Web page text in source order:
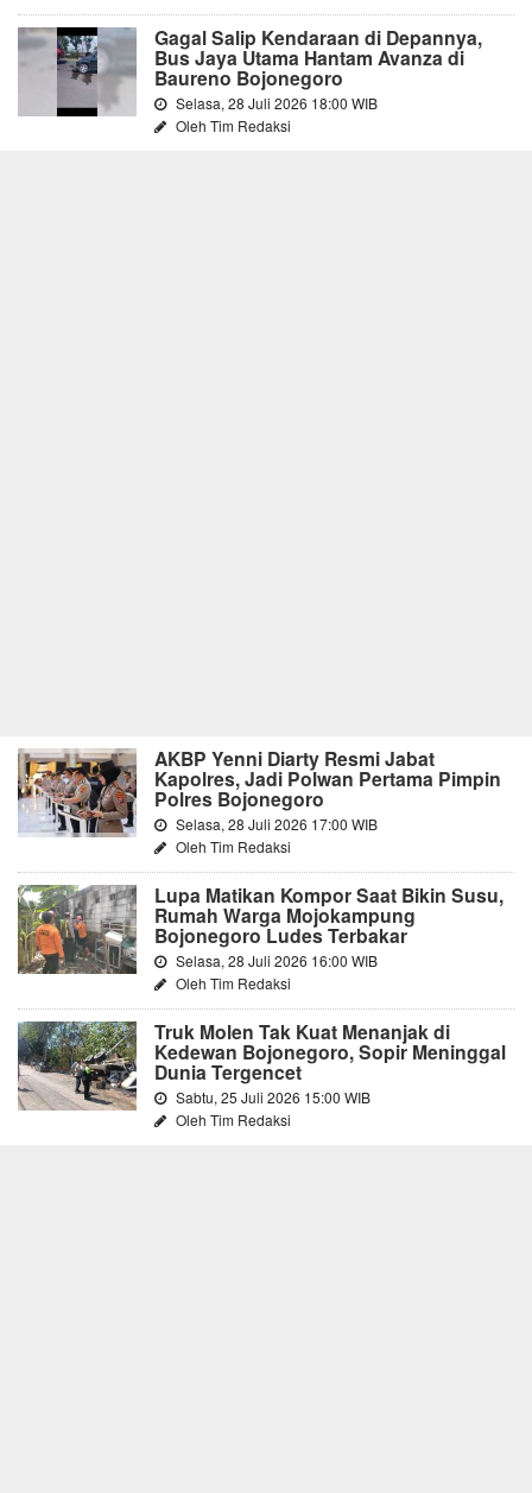
Gagal Salip Kendaraan di Depannya,
Bus Jaya Utama Hantam Avanza di
Baureno Bojonegoro
Selasa, 28 Juli 2026 18:00 WIB
Oleh Tim Redaksi
AKBP Yenni Diarty Resmi Jabat
Kapolres, Jadi Polwan Pertama Pimpin
Polres Bojonegoro
Selasa, 28 Juli 2026 17:00 WIB
Oleh Tim Redaksi
Lupa Matikan Kompor Saat Bikin Susu,
Rumah Warga Mojokampung
Bojonegoro Ludes Terbakar
Selasa, 28 Juli 2026 16:00 WIB
Oleh Tim Redaksi
Truk Molen Tak Kuat Menanjak di
Kedewan Bojonegoro, Sopir Meninggal
Dunia Tergencet
Sabtu, 25 Juli 2026 15:00 WIB
Oleh Tim Redaksi